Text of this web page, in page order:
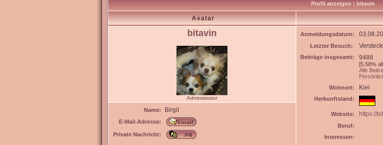
Profil anzeigen : bitavin
Avatar
bitavin
Administrator
Anmeldungsdatum:
Letzter Besuch:
Beiträge insgesamt: 9488
[5.58%
Alle
Wohnort:
Kiel
Herkunftsland:
Website: https://
Beruf:
Interessen:
Name: Birgit
E-Mail-Adresse:
Private Nachricht: